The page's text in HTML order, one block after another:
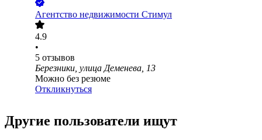
Агентство недвижимости Стимул
4.9
•
5 отзывов
Березники, улица Деменева, 13
Можно без резюме
Откликнуться
Другие пользователи ищут